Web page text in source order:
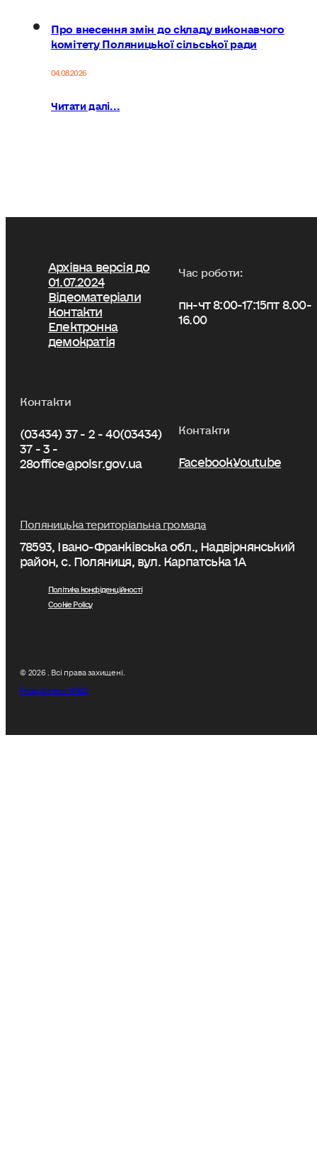
Про внесення змін до складу виконавчого
комітету Поляницької сільської ради
04.08.2026
Читати далі...
Архівна версія до
01.07.2024
Відеоматеріали
Контакти
Електронна
демократія
Час роботи:
пн-чт 8:00-17:15пт 8.00-
16.00
Контакти
(03434) 37 - 2 - 40(03434)
37 - 3 -
28office@polsr.gov.ua
Контакти
FacebookYoutube
Поляницька територіальна громада
78593, Івано-Франківська обл., Надвірнянський
район, с. Поляниця, вул. Карпатська 1А
Політика конфіденційності
Cookie Policy
© 2026 . Всі права захищені.
Розроблено W&D